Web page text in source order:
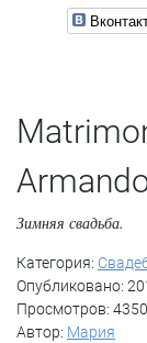
Зимняя свадьба.
Категория:
Опубликовано:
Просмотров: 4350
Автор: Мария